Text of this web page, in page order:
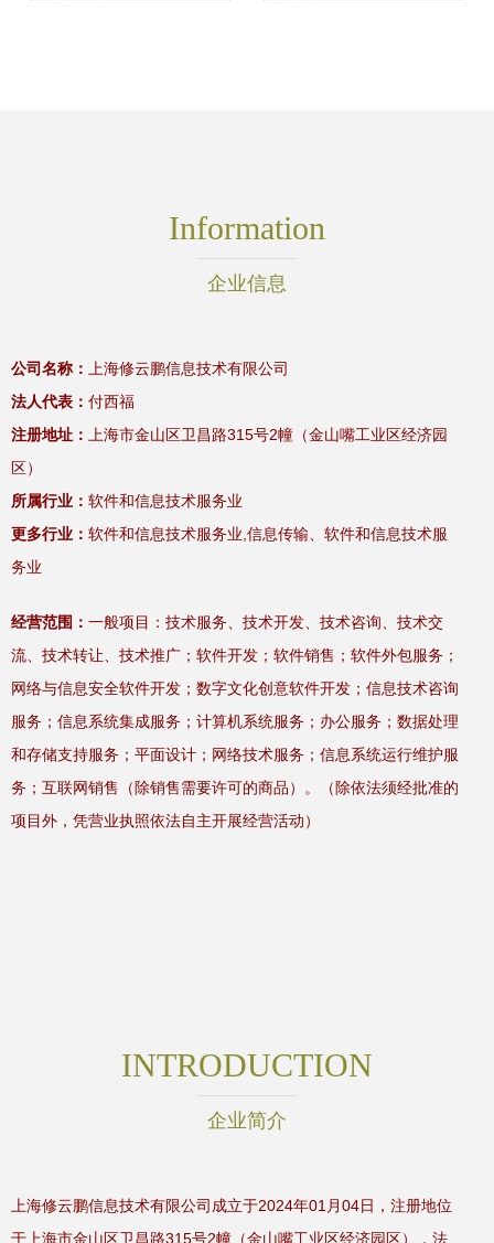
Information
企业信息
公司名称：
上海修云鹏信息技术有限公司
法人代表： 付西福
注册地址：
上海市金山区卫昌路315号2幢（金山嘴工业区经济园
区）
所属行业： 软件和信息技术服务业
更多行业： 软件和信息技术服务业,信息传输、软件和信息技术服
务业
经营范围： 一般项目：技术服务、技术开发、技术咨询、技术交
流、技术转让、技术推广；软件开发；软件销售；软件外包服务；
网络与信息安全软件开发；数字文化创意软件开发；信息技术咨询
服务；信息系统集成服务；计算机系统服务；办公服务；数据处理
和存储支持服务；平面设计；网络技术服务；信息系统运行维护服
务；互联网销售（除销售需要许可的商品）。（除依法须经批准的
项目外，凭营业执照依法自主开展经营活动）
INTRODUCTION
企业简介
上海修云鹏信息技术有限公司成立于2024年01月04日，注册地位
于上海市金山区卫昌路315号2幢（金山嘴工业区经济园区），法